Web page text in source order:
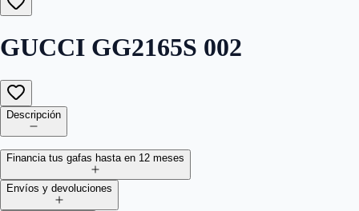
GUCCI GG2165S 002
Descripción
Financia tus gafas hasta en 12 meses
Envíos y devoluciones